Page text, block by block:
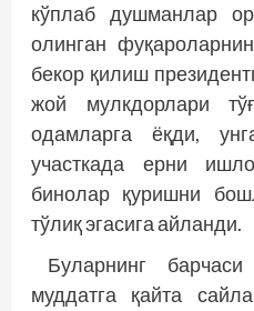
кўплаб душманлар
олинган
бекор қилиш
жой мулкдорлари
одамларга ёқди,
участкада ерни
бинолар қуришни
тўлиқ эгасига айланди.
Буларнинг
муддатга қайта